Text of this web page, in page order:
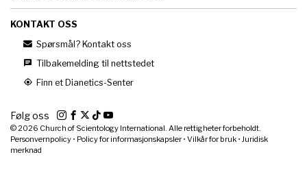
KONTAKT OSS
Spørsmål? Kontakt oss
Tilbakemelding til nettstedet
Finn et Dianetics-Senter
Følg oss
© 2026 Church of Scientology International. Alle rettigheter forbeholdt.
Personvernpolicy • Policy for informasjonskapsler• Vilkår for bruk • Juridisk
merknad